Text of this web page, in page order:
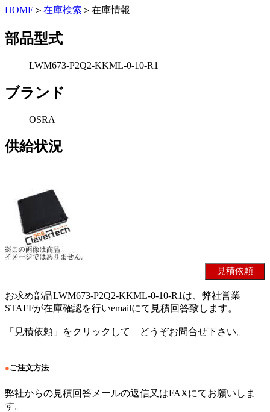
HOME ＞ 在庫検索 ＞在庫情報
部品型式
LWM673-P2Q2-KKML-0-10-R1
ブランド
OSRA
供給状況
お求め部品LWM673-P2Q2-KKML-0-10-R1は、弊社営業
STAFFが在庫確認を行いemailにて見積回答致します。
「見積依頼」をクリックして どうぞお問合せ下さい。
●ご注文方法
弊社からの見積回答メールの返信又はFAXにてお願いしま
す。